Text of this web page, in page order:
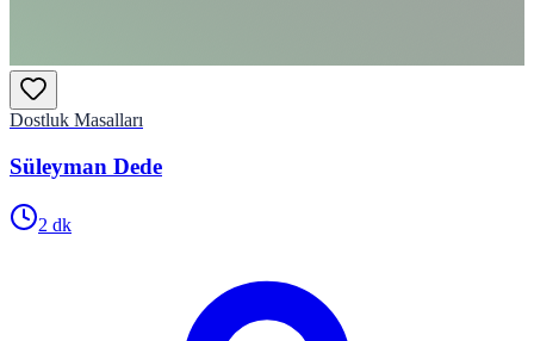
Dostluk Masalları
Süleyman Dede
2 dk